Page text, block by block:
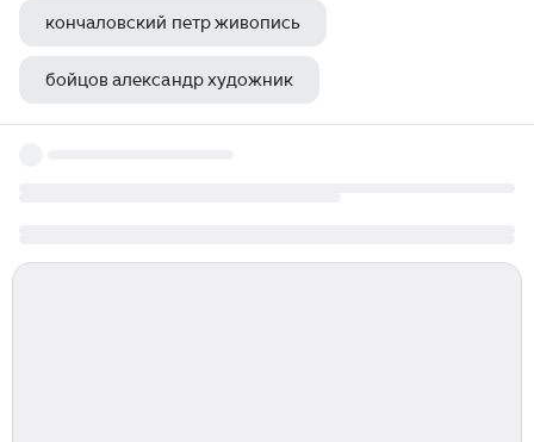
кончаловский петр живопись
бойцов александр художник